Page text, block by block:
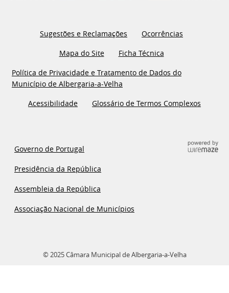
Sugestões e Reclamações
Ocorrências
Mapa do Site
Ficha Técnica
Política de Privacidade e Tratamento de Dados do
Município de Albergaria-a-Velha
Acessibilidade
Glossário de Termos Complexos
Governo de Portugal
Presidência da República
Assembleia da República
Associação Nacional de Municípios
© 2025 Câmara Municipal de Albergaria-a-Velha